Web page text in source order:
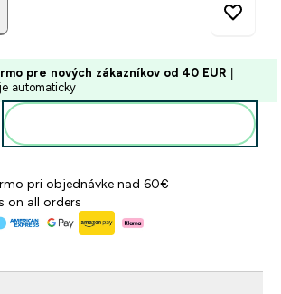
pre nových zákazníkov od 40 EUR
automaticky
pri objednávke nad 60€
on all orders